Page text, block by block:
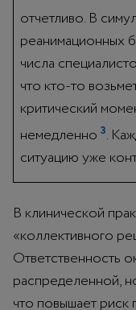
отчетливо. В
реанимационных
числа
что кто-то
критический
немедленно 3.
ситуацию уже
В клинической
«коллективного
Ответственность
распределенной,
что повышает риск